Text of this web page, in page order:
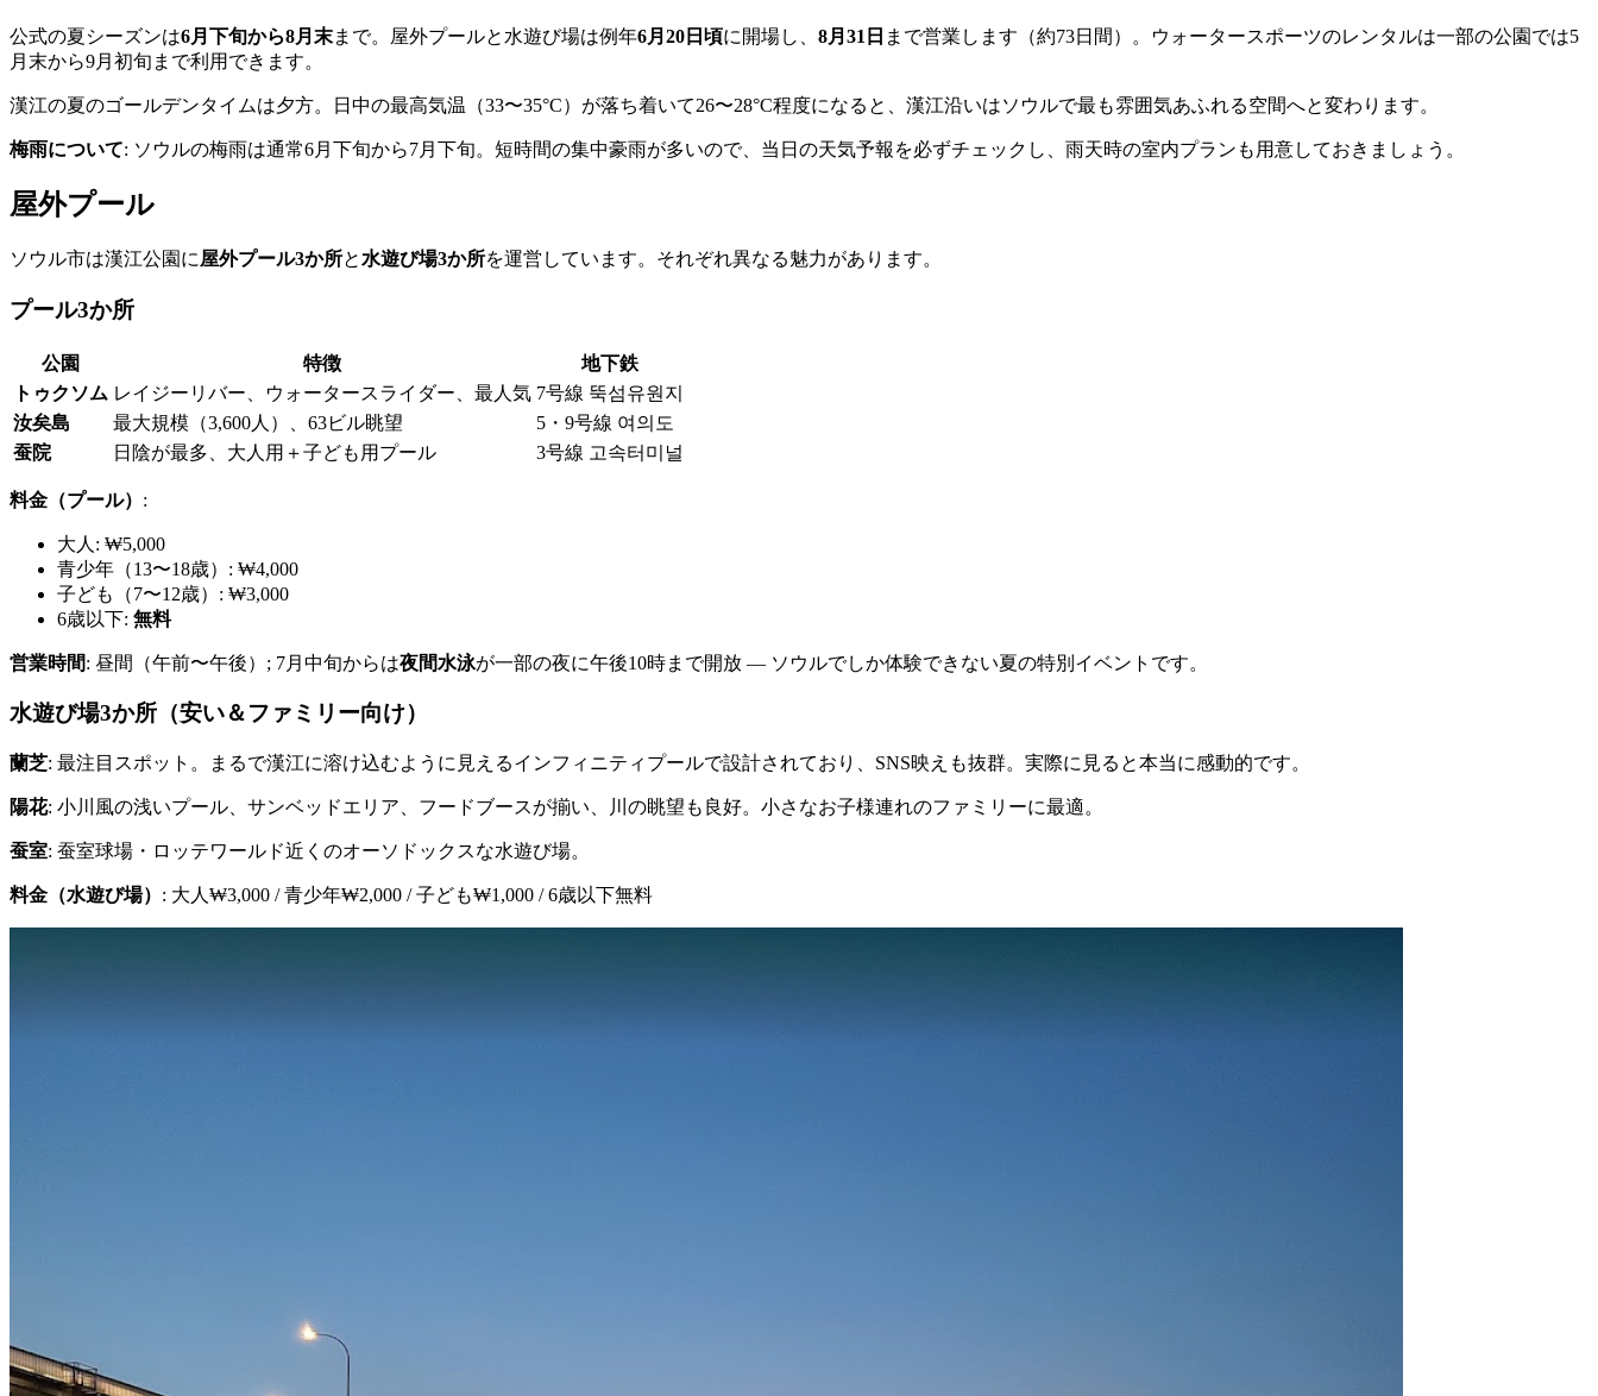
公式の夏シーズンは6月下旬から8月末まで。屋外プールと水遊び場は例年6月20日頃に開場し、 8月31日 まで営業します（約73日間）。ウォータースポーツのレンタルは一部の公園では5
月末から9月初旬まで利用できます。
漢江の夏のゴールデンタイムは夕方。日中の最高気温（33〜35°C）が落ち着いて26〜28°C程度になると、漢江沿いはソウルで最も雰囲気あふれる空間へと変わります。
梅雨について: ソウルの梅雨は通常6月下旬から7月下旬。短時間の集中豪雨が多いので、当日の天気予報を必ずチェックし、雨天時の室内プランも用意しておきましょう。
屋外プール
ソウル市は漢江公園に屋外プール3か所と 水遊び場3か所を運営しています。それぞれ異なる魅力があります。
プール3か所
公園 特徴
地下鉄
トゥクソム レイジーリバー、ウォータースライダー、最人気 7号線 뚝섬유원지
汝矣島
最大規模（3,600人）、63ビル眺望
5・9号線 여의도
蚕院
日陰が最多、大人用＋子ども用プール 3号線 고속터미널
料金（プール） :
大人: ₩5,000
青少年（13〜18歳）: ₩4,000
子ども（7〜12歳）: ₩3,000
6歳以下: 無料
営業時間: 昼間（午前〜午後）; 7月中旬からは夜間水泳が一部の夜に午後10時まで開放 — ソウルでしか体験できない夏の特別イベントです。
水遊び場3か所（安い＆ファミリー向け）
蘭芝: 最注目スポット。まるで漢江に溶け込むように見えるインフィニティプールで設計されており、SNS映えも抜群。実際に見ると本当に感動的です。
陽花: 小川風の浅いプール、サンベッドエリア、フードブースが揃い、川の眺望も良好。小さなお子様連れのファミリーに最適。
蚕室: 蚕室球場・ロッテワールド近くのオーソドックスな水遊び場。
料金（水遊び場） : 大人₩3,000 / 青少年₩2,000 / 子ども₩1,000 / 6歳以下無料